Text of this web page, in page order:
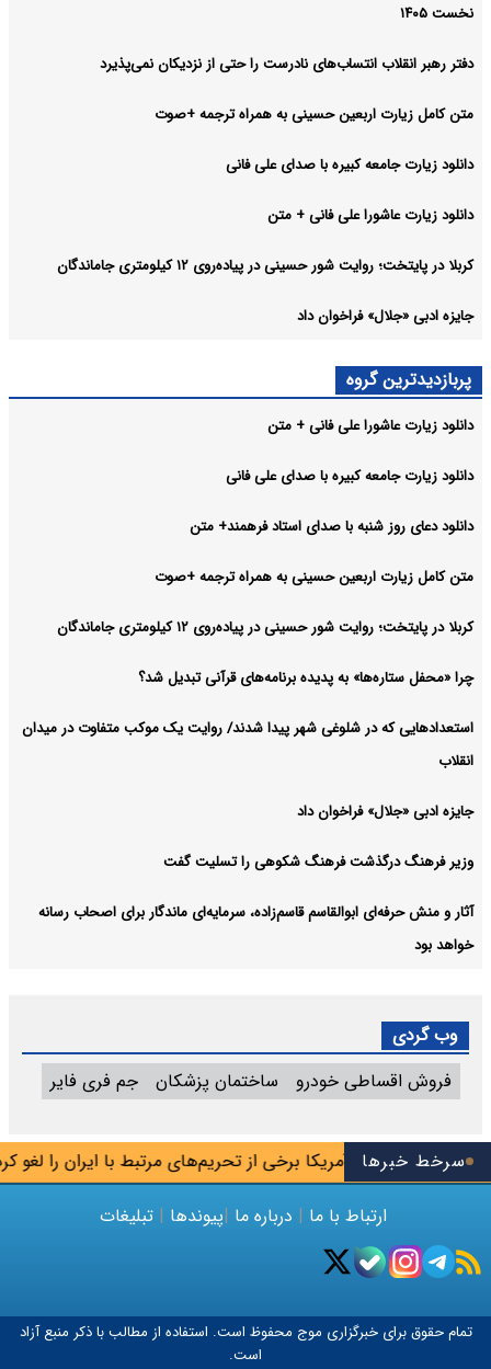
سرخط خبرهاآمریکا برخی از تحریم‌های مرتبط با ایران را لغو کرد
نخست ۱۴۰۵
دفتر رهبر انقلاب انتساب‌های نادرست را حتی از نزدیکان نمی‌پذیرد
متن کامل زیارت اربعین حسینی به همراه ترجمه +صوت
دانلود زیارت جامعه کبیره با صدای علی فانی
دانلود زیارت عاشورا علی فانی + متن
کربلا در پایتخت؛ روایت شور حسینی در پیاده‌روی ۱۲ کیلومتری جاماندگان
جایزه ادبی «جلال» فراخوان داد
پربازدیدترین گروه
دانلود زیارت عاشورا علی فانی + متن
دانلود زیارت جامعه کبیره با صدای علی فانی
دانلود دعای روز شنبه با صدای استاد فرهمند+ متن
متن کامل زیارت اربعین حسینی به همراه ترجمه +صوت
کربلا در پایتخت؛ روایت شور حسینی در پیاده‌روی ۱۲ کیلومتری جاماندگان
چرا «محفل ستاره‌ها» به پدیده برنامه‌های قرآنی تبدیل شد؟
استعدادهایی که در شلوغی شهر پیدا شدند/ روایت یک موکب متفاوت در میدان
انقلاب
جایزه ادبی «جلال» فراخوان داد
وزیر فرهنگ درگذشت فرهنگ شکوهی را تسلیت گفت
آثار و منش حرفه‌ای ابوالقاسم قاسم‌زاده، سرمایه‌ای ماندگار برای اصحاب رسانه
خواهد بود
وب گردی
فروش اقساطی خودرو
ساختمان پزشکان جم فری فایر
ارتباط با ما | درباره ما |پیوندها | تبلیغات
تمام حقوق برای خبرگزاری موج محفوظ است. استفاده از مطالب با ذکر منبع آزاد
است.